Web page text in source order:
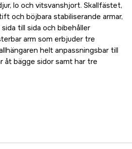
lo och vitsvanshjort. Skallfästet,
och böjbara stabiliserande armar,
till sida och bibehåller
arm som erbjuder tre
helt anpassningsbar till
åt bägge sidor samt har tre